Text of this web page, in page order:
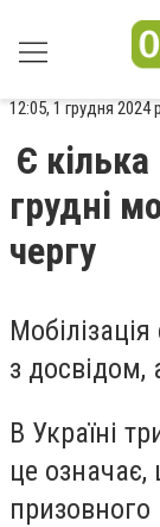
12:05, 1 грудня 2024
Є кілька
грудні
чергу
з досвідом,
В Україні
це означає,
призовного